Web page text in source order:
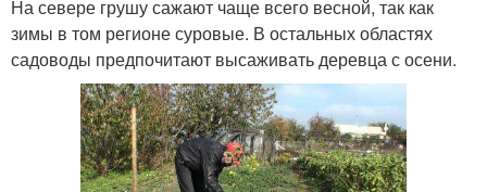
На севере грушу сажают чаще всего весной, так как
зимы в том регионе суровые. В остальных областях
садоводы предпочитают высаживать деревца с осени.